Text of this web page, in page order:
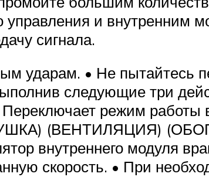
управления и внутренним
сигнала.
ударам. • Не пытайтесь
следующие три
режим работы
(ВЕНТИЛЯЦИЯ)
внутреннего модуля
скорость. • При